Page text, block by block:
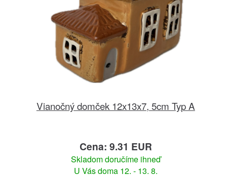
Vianočný domček 12x13x7, 5cm Typ A
Cena: 9.31 EUR
Skladom doručíme ihneď
U Vás doma 12. - 13. 8.